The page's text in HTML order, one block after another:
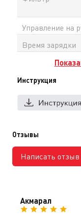
идеальный
нажатием
готова к
Управление на
Время зарядки
Инструкция
Отзывы
Написать отзыв
Акмарал